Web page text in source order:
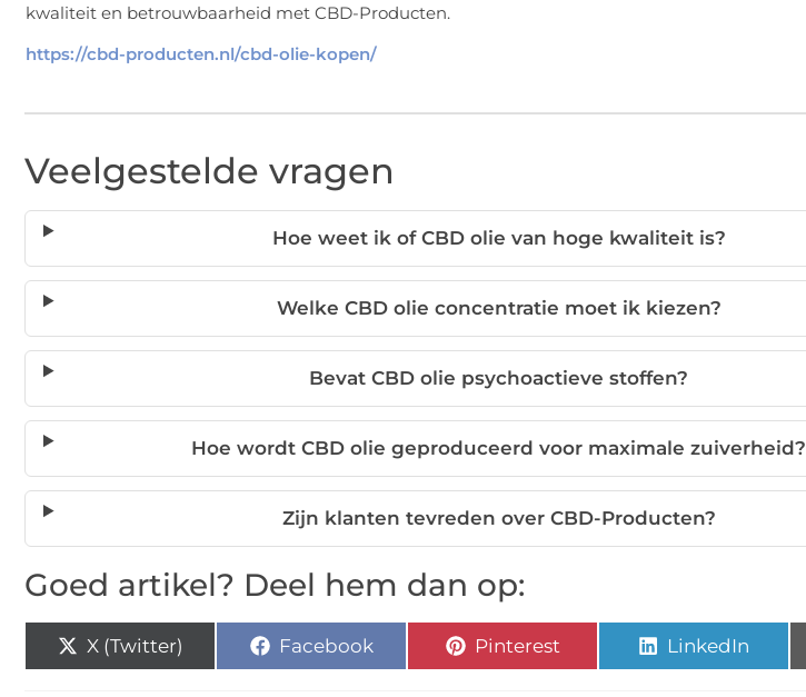
kwaliteit en betrouwbaarheid met CBD-Producten.
https://cbd-producten.nl/cbd-olie-kopen/
Veelgestelde vragen
Hoe weet ik of CBD olie van hoge kwaliteit is?
Welke CBD olie concentratie moet ik kiezen?
Bevat CBD olie psychoactieve stoffen?
Hoe wordt CBD olie geproduceerd voor maximale zuiverheid?
Zijn klanten tevreden over CBD-Producten?
Goed artikel? Deel hem dan op:
X (Twitter) Facebook Pinterest LinkedIn